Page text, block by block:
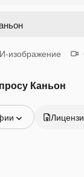
изображение
Каньон